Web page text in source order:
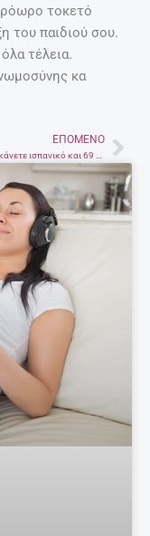
τοκετό
του παιδιού σου.
τέλεια.
κα
ΕΠΌΜΕΝΟ
Σεξ: Πώς να κάνετε ισπανικό και 69 ταυτόχρονα